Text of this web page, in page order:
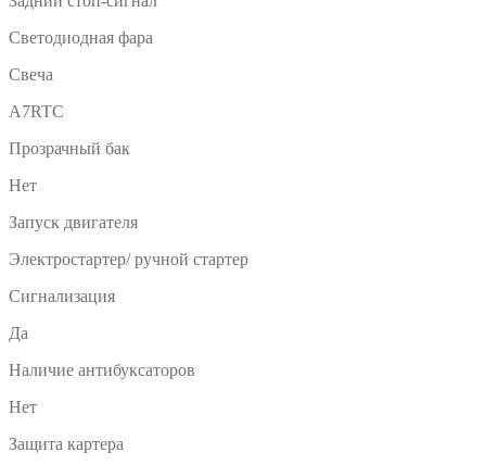
Светодиодная фара
Свеча
A7RTC
Прозрачный бак
Нет
Запуск двигателя
Электростартер/ ручной стартер
Сигнализация
Да
Наличие антибуксаторов
Нет
Защита картера